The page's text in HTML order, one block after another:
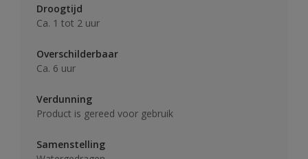
Droogtijd
Ca. 1 tot 2 uur
Overschilderbaar
Ca. 6 uur
Verdunning
Product is gereed voor gebruik
Samenstelling